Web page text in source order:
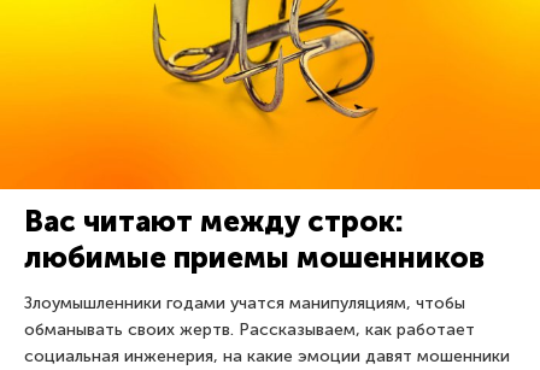
Вас читают между строк:
любимые приемы мошенников
Злоумышленники годами учатся манипуляциям, чтобы
обманывать своих жертв. Рассказываем, как работает
социальная инженерия, на какие эмоции давят мошенники